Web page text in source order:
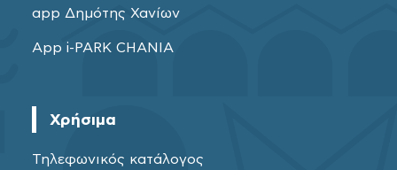
app Δημότης Χανίων
App i-PARK CHANIA
Χρήσιμα
Τηλεφωνικός κατάλογος